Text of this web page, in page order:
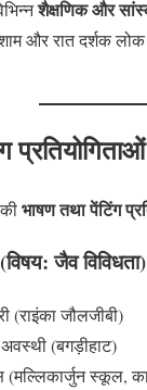
शैक्षणिक और
और रात दर्शक लोक
भाषण तथा पेंटिंग
जैव विविधता)
(राइंका जौलजीबी)
(बगड़ीहाट)
(मल्लिकार्जुन स्कूल,